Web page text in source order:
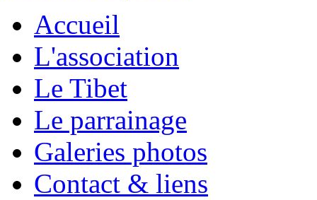
Accueil
L'association
Le Tibet
Le parrainage
Galeries photos
Contact & liens